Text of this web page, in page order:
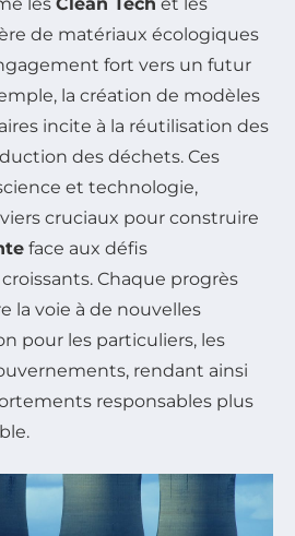
les Clean Tech et les
de matériaux écologiques
fort vers un futur
la création de modèles
incite à la réutilisation des
des déchets. Ces
et technologie,
cruciaux pour construire
face aux défis
Chaque progrès
la voie à de nouvelles
pour les particuliers, les
rendant ainsi
responsables plus